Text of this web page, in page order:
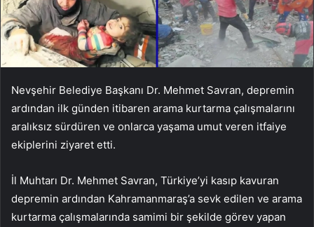
Nevşehir Belediye Başkanı Dr. Mehmet Savran, depremin
ardından ilk günden itibaren arama kurtarma çalışmalarını
aralıksız sürdüren ve onlarca yaşama umut veren itfaiye
ekiplerini ziyaret etti.
İl Muhtarı Dr. Mehmet Savran, Türkiye’yi kasıp kavuran
depremin ardından Kahramanmaraş’a sevk edilen ve arama
kurtarma çalışmalarında samimi bir şekilde görev yapan